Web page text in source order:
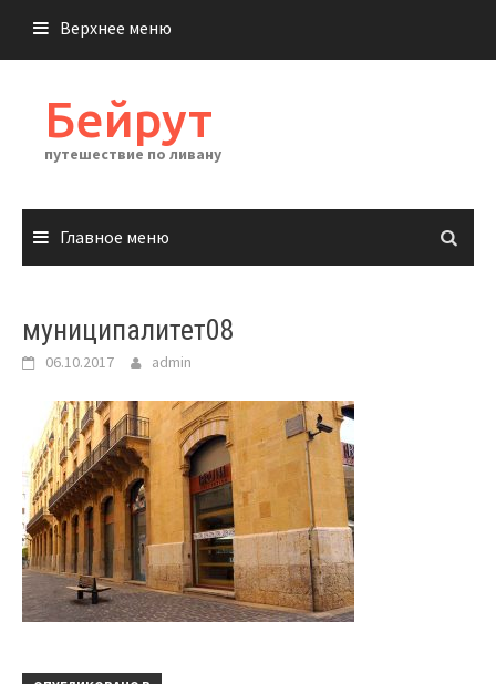
содержимому
Верхнее меню
Бейрут
путешествие по ливану
Главное меню
муниципалитет08
06.10.2017 admin